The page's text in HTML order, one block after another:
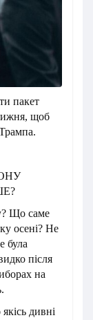
пакет
щоб
Що саме
осені? Не
була
після
на
дивні